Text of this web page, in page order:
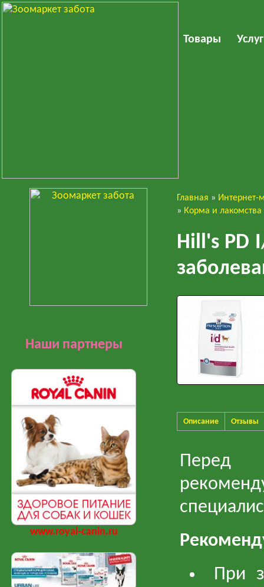
Товары
Наши партнеры
www.royal-canin.ru
Главная » Интернет-
» Корма и лакомства
Hill's PD
Описание Отзывы
Перед
При